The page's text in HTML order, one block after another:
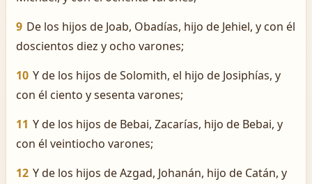
9 De los hijos de Joab, Obadías, hijo de Jehiel, y con él
doscientos diez y ocho varones;
10 Y de los hijos de Solomith, el hijo de Josiphías, y
con él ciento y sesenta varones;
11 Y de los hijos de Bebai, Zacarías, hijo de Bebai, y
con él veintiocho varones;
12 Y de los hijos de Azgad, Johanán, hijo de Catán, y